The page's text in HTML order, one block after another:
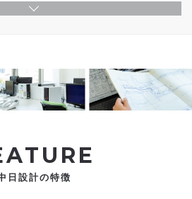
日設計の特徴